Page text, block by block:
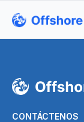
CONTÁCTENOS